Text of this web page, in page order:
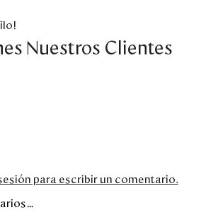
Nuestros Clientes
para escribir un comentario.